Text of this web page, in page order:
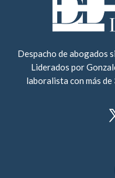
Despacho de abogados
Liderados por
laboralista con más